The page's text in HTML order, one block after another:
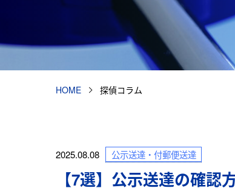
HOME 探偵コラム
2025.08.08 公示送達・付郵便送達
【7選】公示送達の確